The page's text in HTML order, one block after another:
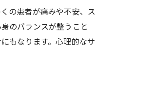
の患者が痛みや不安、ス
のバランスが整うこと
もなります。心理的なサ